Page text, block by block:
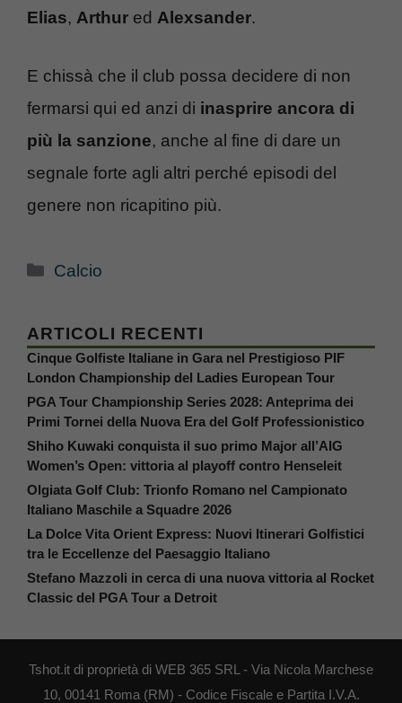
Elias, Arthur ed Alexsander.
E chissà che il club possa decidere di non
fermarsi qui ed anzi di inasprire ancora di
più la sanzione, anche al fine di dare un
segnale forte agli altri perché episodi del
genere non ricapitino più.
Categorie
Calcio
ARTICOLI RECENTI
Cinque Golfiste Italiane in Gara nel Prestigioso PIF
London Championship del Ladies European Tour
PGA Tour Championship Series 2028: Anteprima dei
Primi Tornei della Nuova Era del Golf Professionistico
Shiho Kuwaki conquista il suo primo Major all’AIG
Women’s Open: vittoria al playoff contro Henseleit
Olgiata Golf Club: Trionfo Romano nel Campionato
Italiano Maschile a Squadre 2026
La Dolce Vita Orient Express: Nuovi Itinerari Golfistici
tra le Eccellenze del Paesaggio Italiano
Stefano Mazzoli in cerca di una nuova vittoria al Rocket
Classic del PGA Tour a Detroit
Tshot.it di proprietà di WEB 365 SRL - Via Nicola Marchese
10, 00141 Roma (RM) - Codice Fiscale e Partita I.V.A.